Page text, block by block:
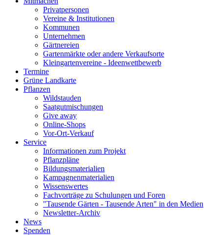
Privatpersonen
Vereine & Institutionen
Kommunen
Unternehmen
Gärtnereien
Gartenmärkte oder andere Verkaufsorte
Kleingartenvereine - Ideenwettbewerb
Termine
Grüne Landkarte
Pflanzen
Wildstauden
Saatgutmischungen
Give away
Online-Shops
Vor-Ort-Verkauf
Service
Informationen zum Projekt
Pflanzpläne
Bildungsmaterialien
Kampagnenmaterialien
Wissenswertes
Fachvorträge zu Schulungen und Foren
"Tausende Gärten - Tausende Arten" in den Medien
Newsletter-Archiv
News
Spenden